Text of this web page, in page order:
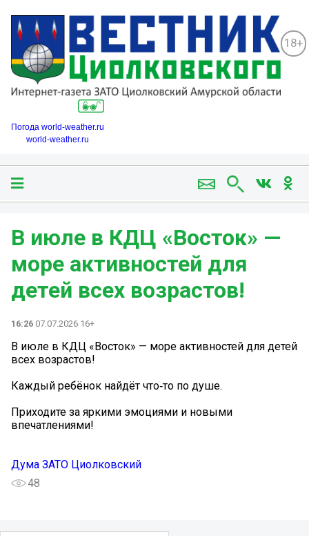
18+
Погода world-weather.ru
world-weather.ru
В июле в КДЦ «Восток» —
море активностей для
детей всех возрастов!
16:26 07.07.2026 16+
В июле в КДЦ «Восток» — море активностей для детей
всех возрастов!
Каждый ребёнок найдёт что‑то по душе.
Приходите за яркими эмоциями и новыми
впечатлениями!
Дума ЗАТО Циолковский
48